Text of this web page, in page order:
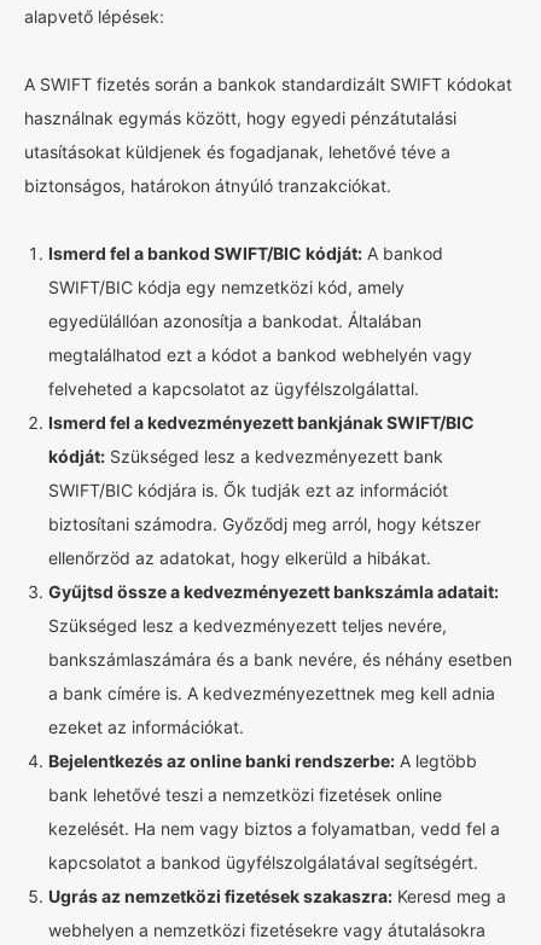
alapvető lépések:
A SWIFT fizetés során a bankok standardizált SWIFT kódokat
használnak egymás között, hogy egyedi pénzátutalási
utasításokat küldjenek és fogadjanak, lehetővé téve a
biztonságos, határokon átnyúló tranzakciókat.
Ismerd fel a bankod SWIFT/BIC kódját: A bankod
SWIFT/BIC kódja egy nemzetközi kód, amely
egyedülállóan azonosítja a bankodat. Általában
megtalálhatod ezt a kódot a bankod webhelyén vagy
felveheted a kapcsolatot az ügyfélszolgálattal.
Ismerd fel a kedvezményezett bankjának SWIFT/BIC
kódját: Szükséged lesz a kedvezményezett bank
SWIFT/BIC kódjára is. Ők tudják ezt az információt
biztosítani számodra. Győződj meg arról, hogy kétszer
ellenőrzöd az adatokat, hogy elkerüld a hibákat.
Gyűjtsd össze a kedvezményezett bankszámla adatait:
Szükséged lesz a kedvezményezett teljes nevére,
bankszámlaszámára és a bank nevére, és néhány esetben
a bank címére is. A kedvezményezettnek meg kell adnia
ezeket az információkat.
Bejelentkezés az online banki rendszerbe: A legtöbb
bank lehetővé teszi a nemzetközi fizetések online
kezelését. Ha nem vagy biztos a folyamatban, vedd fel a
kapcsolatot a bankod ügyfélszolgálatával segítségért.
Ugrás az nemzetközi fizetések szakaszra: Keresd meg a
webhelyen a nemzetközi fizetésekre vagy átutalásokra